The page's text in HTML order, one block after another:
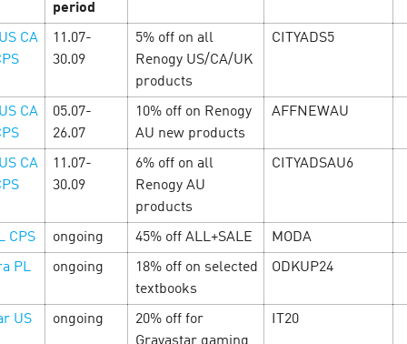
выгодные промокоды.
чтобы успеть забрать
офферы! Поэтому всю
вас ждут офферы, с
промокоды и другие
LEARN MORE
period
CA
11.07-
30.09
5% off on all
Renogy US/CA/UK
products
CITYADS5
CA
05.07-
26.07
10% off on Renogy
AU new products
AFFNEWAU
CA
11.07-
30.09
6% off on all
Renogy AU
products
CITYADSAU6
CPS ongoing 45% off ALL+SALE MODA
PL
ongoing
18% off on selected
textbooks
ODKUP24
US
ongoing
20% off for
IT20